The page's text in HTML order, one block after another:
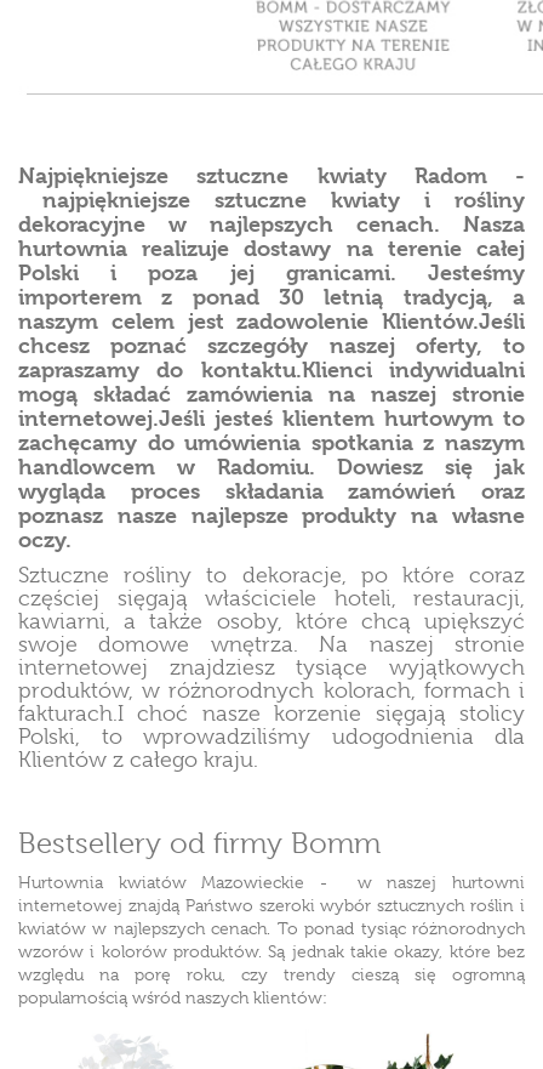
Najpiękniejsze sztuczne kwiaty Radom -
najpiękniejsze sztuczne kwiaty i rośliny
dekoracyjne w najlepszych cenach. Nasza
hurtownia realizuje dostawy na terenie całej
Polski i poza jej granicami. Jesteśmy
importerem z ponad 30 letnią tradycją, a
naszym celem jest zadowolenie Klientów.Jeśli
chcesz poznać szczegóły naszej oferty, to
zapraszamy do kontaktu.Klienci indywidualni
mogą składać zamówienia na naszej stronie
internetowej.Jeśli jesteś klientem hurtowym to
zachęcamy do umówienia spotkania z naszym
handlowcem w Radomiu. Dowiesz się jak
wygląda proces składania zamówień oraz
poznasz nasze najlepsze produkty na własne
oczy.
Sztuczne rośliny to dekoracje, po które coraz
częściej sięgają właściciele hoteli, restauracji,
kawiarni, a także osoby, które chcą upiększyć
swoje domowe wnętrza. Na naszej stronie
internetowej znajdziesz tysiące wyjątkowych
produktów, w różnorodnych kolorach, formach i
fakturach.I choć nasze korzenie sięgają stolicy
Polski, to wprowadziliśmy udogodnienia dla
Klientów z całego kraju.
Bestsellery od firmy Bomm
Hurtownia kwiatów Mazowieckie - w naszej hurtowni
internetowej znajdą Państwo szeroki wybór sztucznych roślin i
kwiatów w najlepszych cenach. To ponad tysiąc różnorodnych
wzorów i kolorów produktów. Są jednak takie okazy, które bez
względu na porę roku, czy trendy cieszą się ogromną
popularnością wśród naszych klientów: